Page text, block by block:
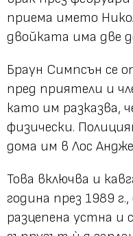
приема името
двойката има две
Браун Симпсън се
пред приятели и
като им разказва,
физически.
дома им в Лос
Това включва и
година през 1989
разцепена устна и